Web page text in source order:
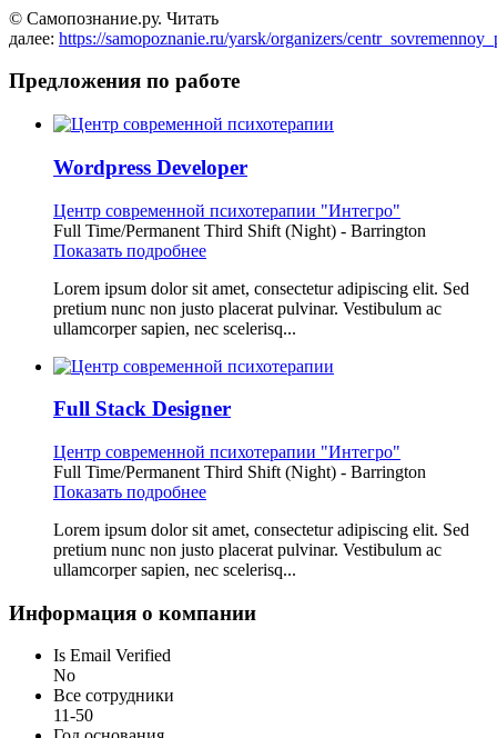
© Самопознание.ру. Читать
далее: https://samopoznanie.ru/yarsk/organizers/
Предложения по работе
Wordpress Developer
Центр современной психотерапии "Интегро"
Full Time/Permanent Third Shift (Night) - Barrington
Показать подробнее
Lorem ipsum dolor sit amet, consectetur adipiscing elit. Sed
pretium nunc non justo placerat pulvinar. Vestibulum ac
ullamcorper sapien, nec scelerisq...
Full Stack Designer
Центр современной психотерапии "Интегро"
Full Time/Permanent Third Shift (Night) - Barrington
Показать подробнее
Lorem ipsum dolor sit amet, consectetur adipiscing elit. Sed
pretium nunc non justo placerat pulvinar. Vestibulum ac
ullamcorper sapien, nec scelerisq...
Информация о компании
Is Email Verified
No
Все сотрудники
11-50